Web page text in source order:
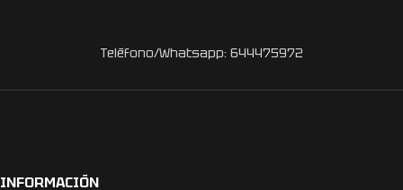
Teléfono/Whatsapp: 644475972
INFORMACIÓN